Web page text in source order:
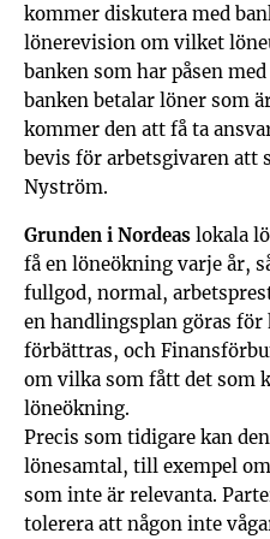
kommer diskutera med
lönerevision om vilket
banken som har påsen
banken betalar löner som
kommer den att få ta
bevis för arbetsgivaren att
Nyström.
Grunden i Nordeas lokala
få en löneökning varje år,
fullgod, normal,
en handlingsplan göras
förbättras, och
om vilka som fått det som
löneökning.
Precis som tidigare kan
lönesamtal, till exempel
som inte är relevanta.
tolerera att någon inte